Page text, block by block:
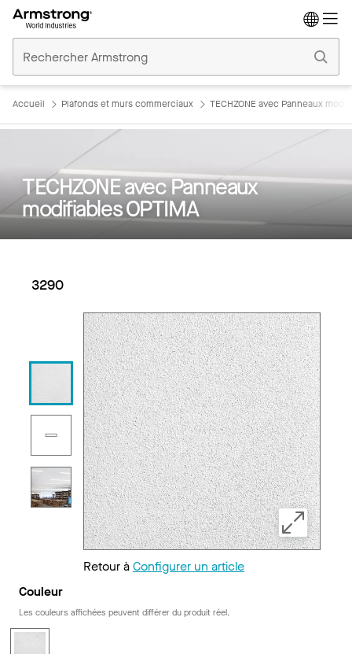
Plafonds
Commerciaux
Accueil Plafonds et murs commerciaux TECHZONE avec Panneaux
TECHZONE avec Panneaux
modifiables OPTIMA
3290
Retour àConfigurer un article
Couleur
Les couleurs affichées peuvent différer du produit réel.